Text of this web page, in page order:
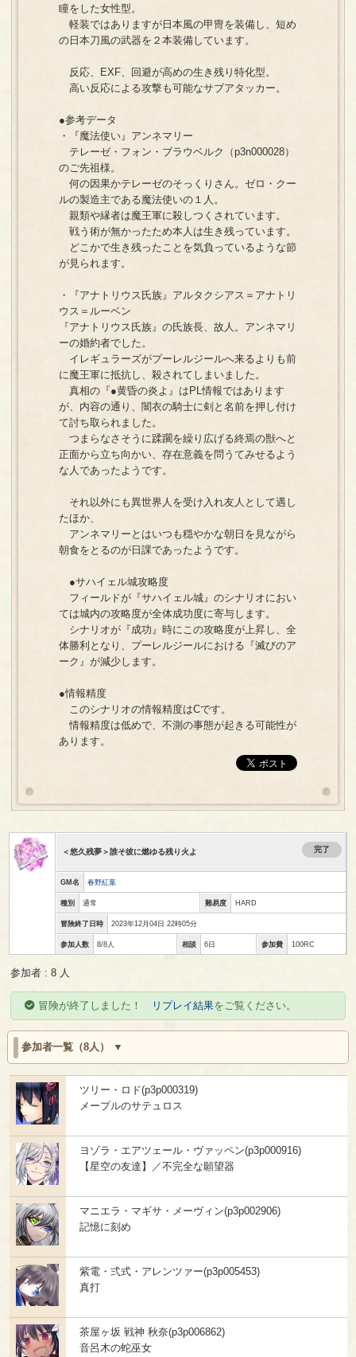
瞳をした女性型。
軽装ではありますが日本風の甲冑を装備し、短め
の日本刀風の武器を２本装備しています。
反応、EXF、回避が高めの生き残り特化型。
高い反応による攻撃も可能なサブアタッカー。
●参考データ
・『魔法使い』アンネマリー
テレーゼ・フォン・ブラウベルク（p3n000028）
のご先祖様。
何の因果かテレーゼのそっくりさん。ゼロ・クー
ルの製造主である魔法使いの１人。
親類や縁者は魔王軍に殺しつくされています。
戦う術が無かったため本人は生き残っています。
どこかで生き残ったことを気負っているような節
が見られます。
・『アナトリウス氏族』アルタクシアス＝アナトリ
ウス＝ルーベン
『アナトリウス氏族』の氏族長、故人。アンネマリ
ーの婚約者でした。
イレギュラーズがプーレルジールへ来るよりも前
に魔王軍に抵抗し、殺されてしまいました。
真相の『●黄昏の炎よ』はPL情報ではあります
が、内容の通り、闇衣の騎士に剣と名前を押し付け
て討ち取られました。
つまらなさそうに蹂躙を繰り広げる終焉の獣へと
正面から立ち向かい、存在意義を問うてみせるよう
な人であったようです。
それ以外にも異世界人を受け入れ友人として遇し
たほか、
アンネマリーとはいつも穏やかな朝日を見ながら
朝食をとるのが日課であったようです。
●サハイェル城攻略度
フィールドが『サハイェル城』のシナリオにおい
ては城内の攻略度が全体成功度に寄与します。
シナリオが『成功』時にこの攻略度が上昇し、全
体勝利となり、プーレルジールにおける『滅びのア
ーク』が減少します。
●情報精度
このシナリオの情報精度はCです。
情報精度は低めで、不測の事態が起きる可能性が
あります。
＜悠久残夢＞誰そ彼に燃ゆる残り火よ 完了
GM名 春野紅葉
種別 通常 難易度 HARD
冒険終了日時 2023年12月04日 22時05分
参加人数 8/8人 相談 6日 参加費 100RC
参加者 : 8 人
冒険が終了しました！ リプレイ結果をご覧ください。
参加者一覧（8人）
ツリー・ロド(p3p000319)
メープルのサテュロス
ヨゾラ・エアツェール・ヴァッペン(p3p000916)
【星空の友達】／不完全な願望器
マニエラ・マギサ・メーヴィン(p3p002906)
記憶に刻め
紫電・弍式・アレンツァー(p3p005453)
真打
茶屋ヶ坂 戦神 秋奈(p3p006862)
音呂木の蛇巫女